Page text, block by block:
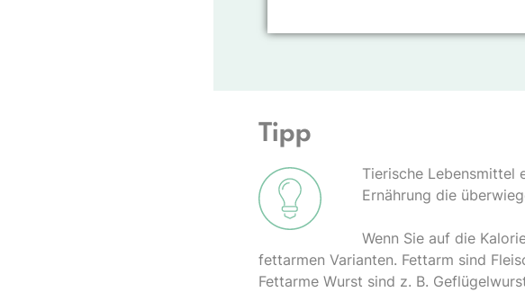
Tipp
Tierische Lebensmittel
Ernährung die
Wenn Sie auf die
fettarmen Varianten. Fettarm sind
Fettarme Wurst sind z. B.